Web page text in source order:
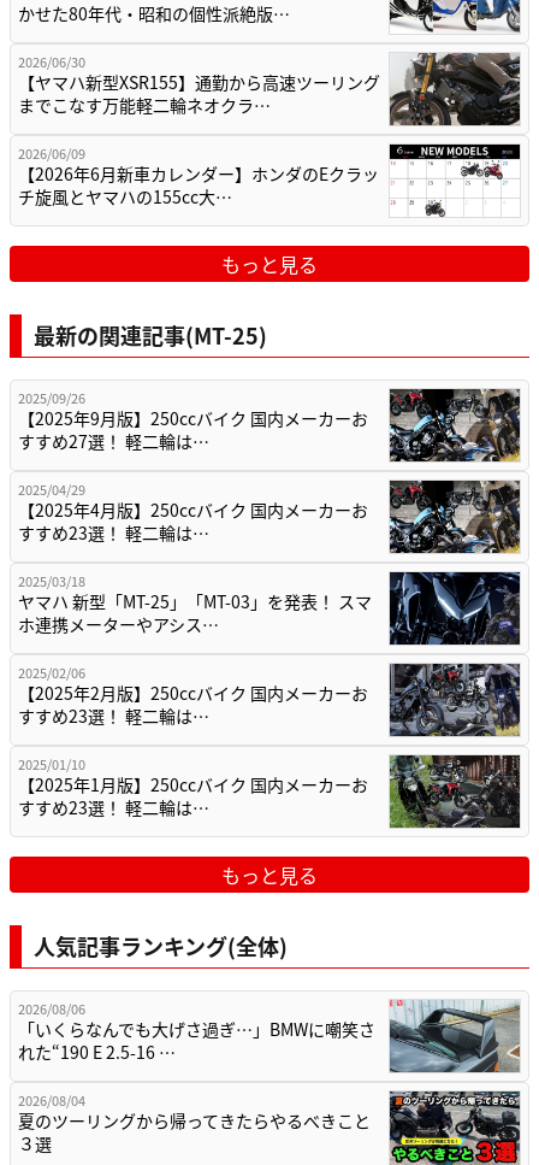
かせた80年代・昭和の個性派絶版…
2026/06/30
【ヤマハ新型XSR155】通勤から高速ツーリング
までこなす万能軽二輪ネオクラ…
2026/06/09
【2026年6月新車カレンダー】ホンダのEクラッ
チ旋風とヤマハの155cc大…
もっと見る
最新の関連記事(MT-25)
2025/09/26
【2025年9月版】250ccバイク 国内メーカーお
すすめ27選！ 軽二輪は…
2025/04/29
【2025年4月版】250ccバイク 国内メーカーお
すすめ23選！ 軽二輪は…
2025/03/18
ヤマハ 新型「MT-25」「MT-03」を発表！ スマ
ホ連携メーターやアシス…
2025/02/06
【2025年2月版】250ccバイク 国内メーカーお
すすめ23選！ 軽二輪は…
2025/01/10
【2025年1月版】250ccバイク 国内メーカーお
すすめ23選！ 軽二輪は…
もっと見る
人気記事ランキング(全体)
2026/08/06
「いくらなんでも大げさ過ぎ…」BMWに嘲笑さ
れた“190 E 2.5-16 …
2026/08/04
夏のツーリングから帰ってきたらやるべきこと
３選